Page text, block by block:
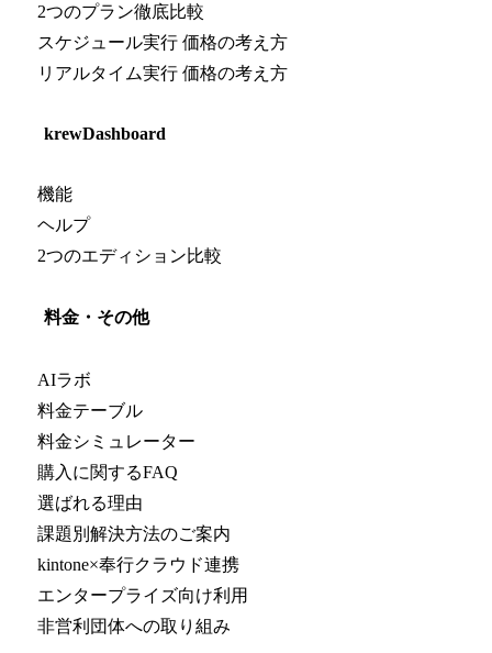
2つのプラン徹底比較
スケジュール実行 価格の考え方
リアルタイム実行 価格の考え方
krewDashboard
機能
ヘルプ
2つのエディション比較
料金・その他
AIラボ
料金テーブル
料金シミュレーター
購入に関するFAQ
選ばれる理由
課題別解決方法のご案内
kintone×奉行クラウド連携
エンタープライズ向け利用
非営利団体への取り組み